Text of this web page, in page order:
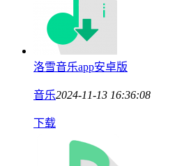
洛雪音乐app安卓版
音乐2024-11-13 16:36:08
下载